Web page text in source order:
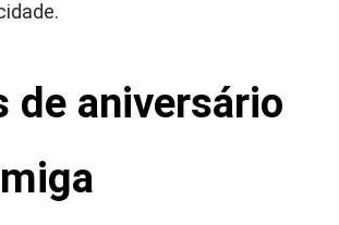
de aniversário